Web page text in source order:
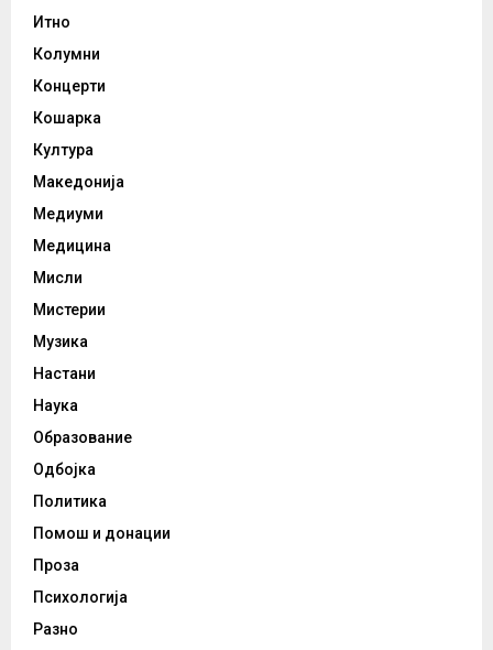
Итно
Колумни
Концерти
Кошарка
Култура
Македонија
Медиуми
Медицина
Мисли
Мистерии
Музика
Настани
Наука
Образование
Одбојка
Политика
Помош и донации
Проза
Психологија
Разно